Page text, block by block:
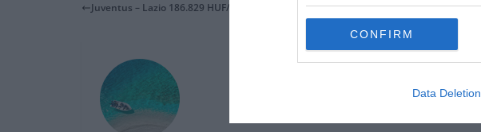
CONFIRM
Data Deletion
Juventus – Lazio 186.829 HUF/főtől (Repjegy, 3 éjszaka szállás, belépőjegy)